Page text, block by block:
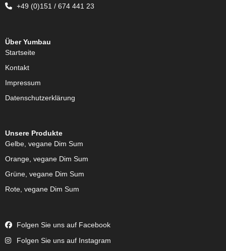
+49 (0)151 / 674 441 23
Über Yumbau
Startseite
Kontakt
Impressum
Datenschutzerklärung
Unsere Produkte
Gelbe, vegane Dim Sum
Orange, vegane Dim Sum
Grüne, vegane Dim Sum
Rote, vegane Dim Sum
Folgen Sie uns auf Facebook
Folgen Sie uns auf Instagram